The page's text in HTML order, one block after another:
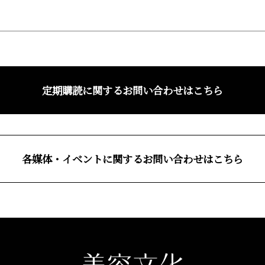
定期購読に関するお問い合わせはこちら
各媒体・イベントに関するお問い合わせはこちら